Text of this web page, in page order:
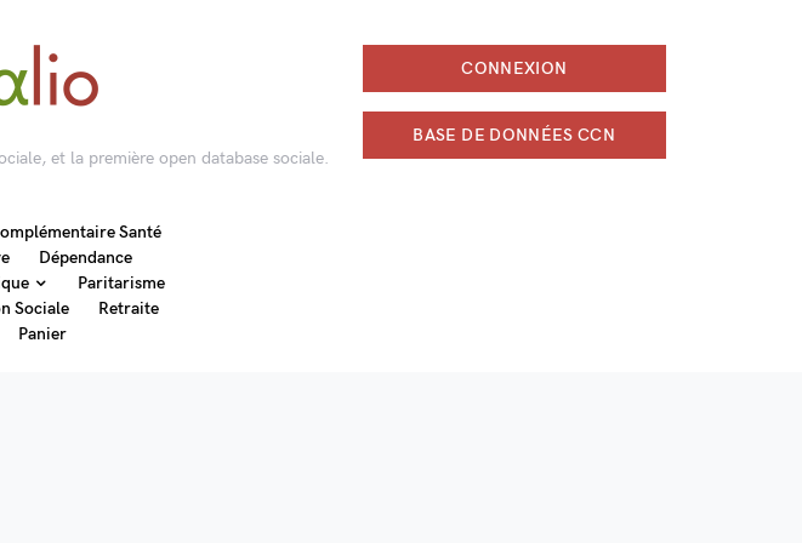
et la première open database sociale.
CONNEXION
BASE DE DONNÉES CCN
Santé
Dépendance
Paritarisme
Sociale
Retraite
Panier